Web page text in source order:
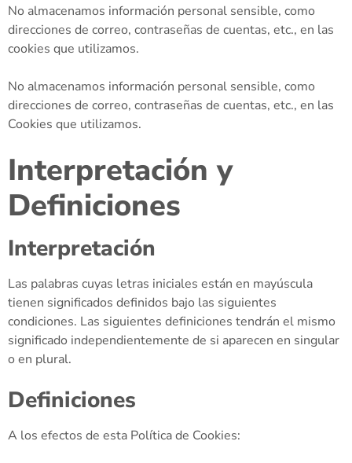
No almacenamos información personal sensible, como
direcciones de correo, contraseñas de cuentas, etc., en las
cookies que utilizamos.
No almacenamos información personal sensible, como
direcciones de correo, contraseñas de cuentas, etc., en las
Cookies que utilizamos.
Interpretación y
Definiciones
Interpretación
Las palabras cuyas letras iniciales están en mayúscula
tienen significados definidos bajo las siguientes
condiciones. Las siguientes definiciones tendrán el mismo
significado independientemente de si aparecen en singular
o en plural.
Definiciones
A los efectos de esta Política de Cookies: